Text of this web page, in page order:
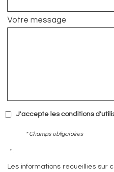
Votre message
J'accepte les conditions
* Champs obligatoires
* :
Les informations recueillies sur